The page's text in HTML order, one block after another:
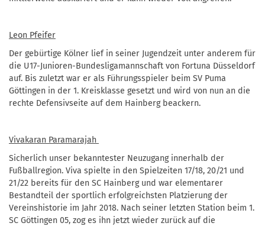
Leon Pfeifer
Der gebürtige Kölner lief in seiner Jugendzeit unter anderem für
die U17-Junioren-Bundesligamannschaft von Fortuna Düsseldorf
auf. Bis zuletzt war er als Führungsspieler beim SV Puma
Göttingen in der 1. Kreisklasse gesetzt und wird von nun an die
rechte Defensivseite auf dem Hainberg beackern.
Vivakaran Paramarajah
Sicherlich unser bekanntester Neuzugang innerhalb der
Fußballregion. Viva spielte in den Spielzeiten 17/18, 20/21 und
21/22 bereits für den SC Hainberg und war elementarer
Bestandteil der sportlich erfolgreichsten Platzierung der
Vereinshistorie im Jahr 2018. Nach seiner letzten Station beim 1.
SC Göttingen 05, zog es ihn jetzt wieder zurück auf die